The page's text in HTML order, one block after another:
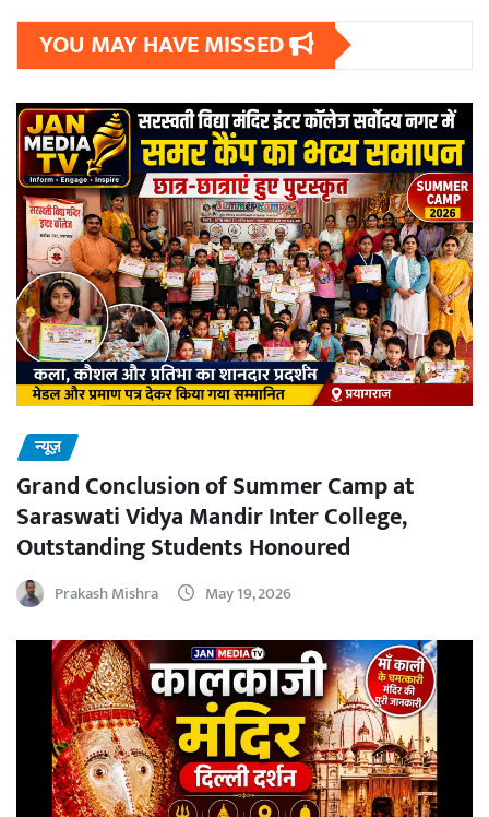
YOU MAY HAVE MISSED
न्यूज़
Grand Conclusion of Summer Camp at
Saraswati Vidya Mandir Inter College,
Outstanding Students Honoured
Prakash Mishra May 19, 2026